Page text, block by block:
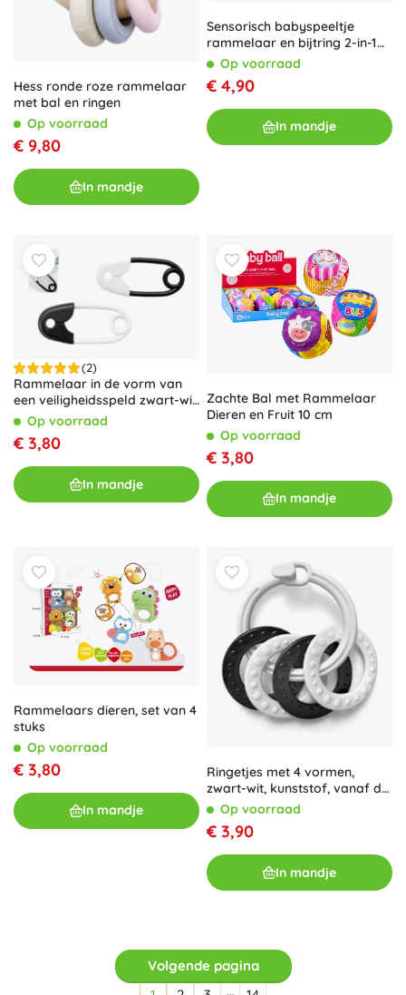
Hess ronde roze rammelaar
met bal en ringen
Op voorraad
€ 9,80
In mandje
Sensorisch babyspeeltje
rammelaar en bijtring 2-in-1
Woopie
Op voorraad
€ 4,90
In mandje
(2)
Rammelaar in de vorm van
een veiligheidsspeld zwart-wit
12 cmOp voorraad
€ 3,80
In mandje
Zachte Bal met Rammelaar
Dieren en Fruit 10 cm
Op voorraad
€ 3,80
In mandje
Rammelaars dieren, set van 4
stuks
Op voorraad
€ 3,80
In mandje
Ringetjes met 4 vormen,
zwart-wit, kunststof, vanaf de
geboorte
Op voorraad
€ 3,90
In mandje
Volgende pagina
…